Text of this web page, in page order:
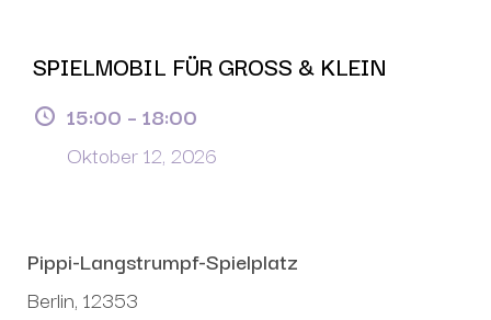
SPIELMOBIL FÜR GROSS & KLEIN
15:00 – 18:00
Oktober 12, 2026
Pippi-Langstrumpf-Spielplatz
Berlin, 12353